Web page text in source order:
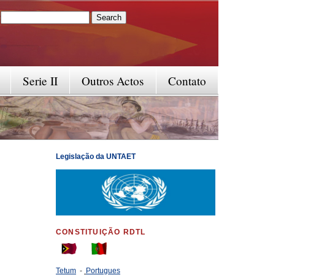
Search form
Contato
Outros Actos
Serie II
Legislação da UNTAET
CONSTITUIÇÃO RDTL
Tetum - Portugues